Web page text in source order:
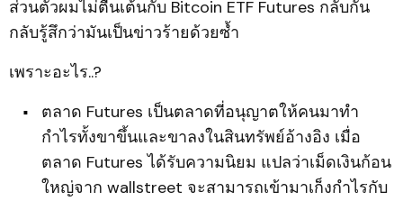
ส่วนตัวผมไม่ตื่นเต้นกับ Bitcoin ETF Futures กลับกัน
กลับรู้สึกว่ามันเป็นข่าวร้ายด้วยซ้ำ
เพราะอะไร..?
ตลาด Futures เป็นตลาดที่อนุญาตให้คนมาทำ
กำไรทั้งขาขึ้นและขาลงในสินทรัพย์อ้างอิง เมื่อ
ตลาด Futures ได้รับความนิยม แปลว่าเม็ดเงินก้อน
ใหญ่จาก wallstreet จะสามารถเข้ามาเก็งกำไรกับ